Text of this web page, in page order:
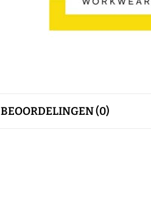
BEOORDELINGEN (0)